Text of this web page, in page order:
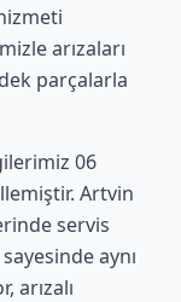
arızaları
parçalarla
06
Artvin
servis
aynı
arızalı